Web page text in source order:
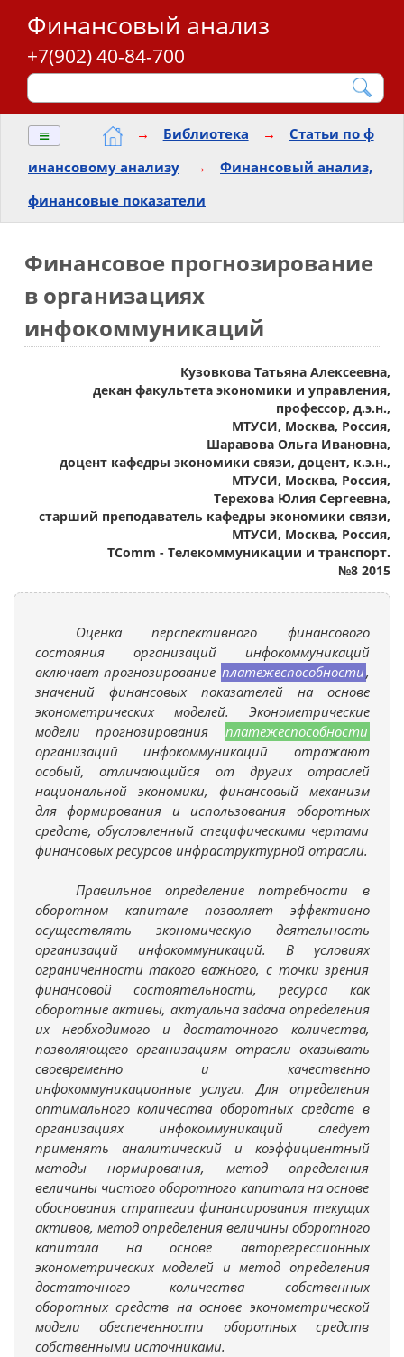
Финансовый анализ
+7(902) 40-84-700
≡ → Библиотека →
Статьи по ф
инансовому анализу
→
Финансовый анализ,
финансовые показатели
Финансовое прогнозирование
в организациях
инфокоммуникаций
Кузовкова Татьяна Алексеевна,
декан факультета экономики и управления,
профессор, д.э.н.,
МТУСИ, Москва, Россия,
Шаравова Ольга Ивановна,
доцент кафедры экономики связи, доцент, к.э.н.,
МТУСИ, Москва, Россия,
Терехова Юлия Сергеевна,
старший преподаватель кафедры экономики связи,
МТУСИ, Москва, Россия,
TComm - Телекоммуникации и транспорт.
№8 2015
Оценка перспективного финансового
состояния организаций инфокоммуникаций
включает прогнозирование платежеспособности,
значений финансовых показателей на основе
эконометрических моделей. Эконометрические
модели прогнозирования платежеспособности
организаций инфокоммуникаций отражают
особый, отличающийся от других отраслей
национальной экономики, финансовый механизм
для формирования и использования оборотных
средств, обусловленный специфическими чертами
финансовых ресурсов инфраструктурной отрасли.
Правильное определение потребности в
оборотном капитале позволяет эффективно
осуществлять экономическую деятельность
организаций инфокоммуникаций. В условиях
ограниченности такого важного, с точки зрения
финансовой состоятельности, ресурса как
оборотные активы, актуальна задача определения
их необходимого и достаточного количества,
позволяющего организациям отрасли оказывать
своевременно и качественно
инфокоммуникационные услуги. Для определения
оптимального количества оборотных средств в
организациях инфокоммуникаций следует
применять аналитический и коэффициентный
методы нормирования, метод определения
величины чистого оборотного капитала на основе
обоснования стратегии финансирования текущих
активов, метод определения величины оборотного
капитала на основе авторегрессионных
эконометрических моделей и метод определения
достаточного количества собственных
оборотных средств на основе эконометрической
модели обеспеченности оборотных средств
собственными источниками.